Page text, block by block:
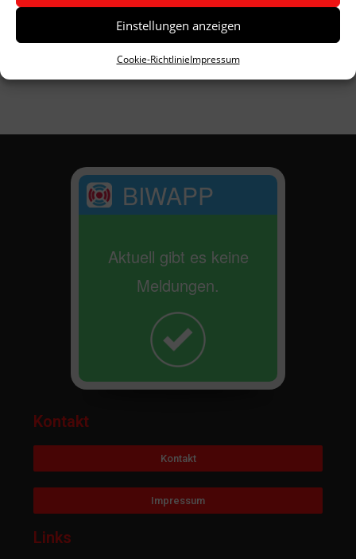
Einstellungen anzeigen
Cookie-RichtlinieImpressum
BIWAPP
Aktuell gibt es keine
Meldungen.
Kontakt
Kontakt
Impressum
Links